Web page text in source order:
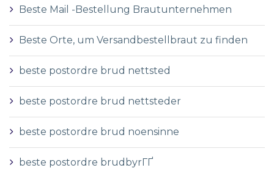
Beste Mail -Bestellung Brautunternehmen
Beste Orte, um Versandbestellbraut zu finden
beste postordre brud nettsted
beste postordre brud nettsteder
beste postordre brud noensinne
beste postordre brudbyrГҐ